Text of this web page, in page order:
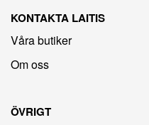
KONTAKTA LAITIS
Våra butiker
Om oss
ÖVRIGT